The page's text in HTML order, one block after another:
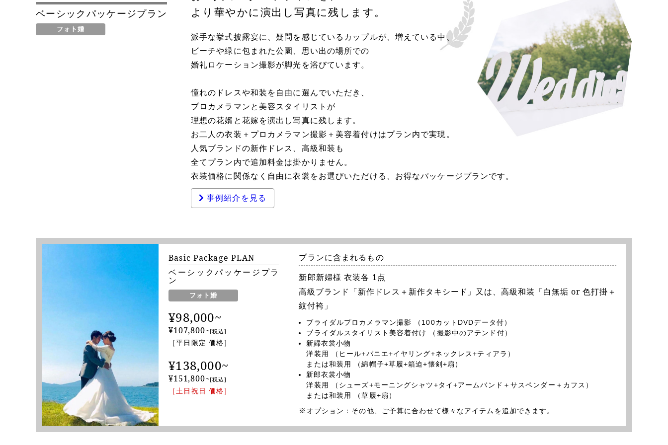
ベーシックパッケージプラン
フォト婚
より華やかに演出し写真に残します。
派手な挙式披露宴に、疑問を感じているカップルが、増えている中、
ビーチや緑に包まれた公園、思い出の場所での
婚礼ロケーション撮影が脚光を浴びています。
憧れのドレスや和装を自由に選んでいただき、
プロカメラマンと美容スタイリストが
理想の花婿と花嫁を演出し写真に残します。
お二人の衣装＋プロカメラマン撮影＋美容着付けはプラン内で実現。
人気ブランドの新作ドレス、高級和装も
全てプラン内で追加料金は掛かりません。
衣装価格に関係なく自由に衣裳をお選びいただける、お得なパッケージプランです。
事例紹介を見る
Basic Package PLAN
ベーシックパッケージプラ
ン
フォト婚
¥98,000~
¥107,800~[税込]
［平日限定 価格］
¥138,000~
¥151,800~[税込]
［土日祝日 価格］
プランに含まれるもの
新郎新婦様 衣装各 1点
高級ブランド「新作ドレス＋新作タキシード」又は、高級和装「白無垢 or 色打掛＋
紋付袴」
ブライダルプロカメラマン撮影 （100カットDVDデータ付）
ブライダルスタイリスト美容着付け （撮影中のアテンド付）
新婦衣裳小物
洋装用 （ヒール+パニエ+イヤリング+ネックレス+ティアラ）
または和装用 （綿帽子+草履+箱迫+懐剣+扇）
新郎衣裳小物
洋装用 （シューズ+モーニングシャツ+タイ+アームバンド＋サスペンダー＋カフス）
または和装用 （草履+扇）
※オプション：その他、ご予算に合わせて様々なアイテムを追加できます。